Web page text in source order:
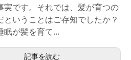
実です。それでは、髪が育つの
ということはご存知でしたか？
眠が髪を育て...
記事を読む